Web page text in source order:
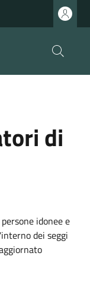
di
idonee e
dei seggi